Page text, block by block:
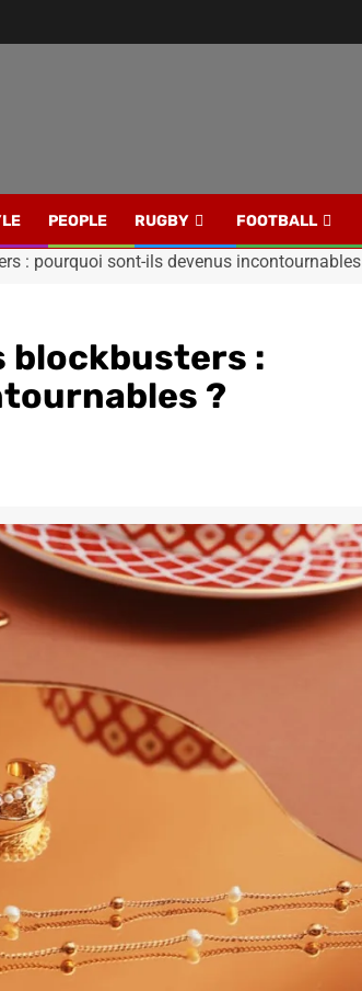
PEOPLE RUGBY FOOTBALL
: pourquoi sont-ils devenus
blockbusters :
?